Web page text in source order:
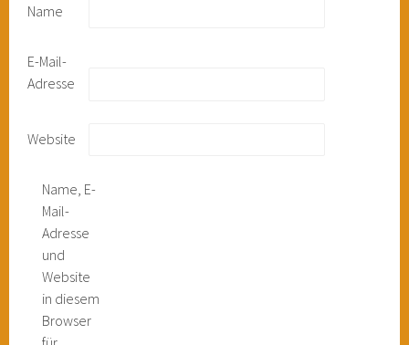
Name
E-Mail-
Adresse
Website
Name, E-
Mail-
Adresse
und
Website
in diesem
Browser